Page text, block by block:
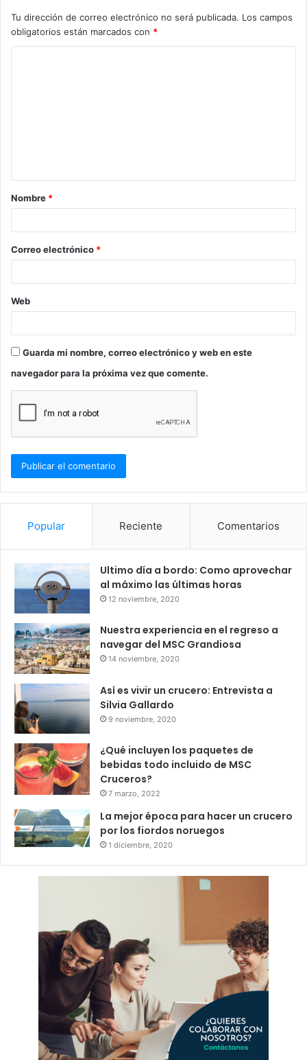
Tu dirección de correo electrónico no será publicada. Los campos
obligatorios están marcados con *
a
r
*
Nombre *
Correo electrónico *
Web
Guarda mi nombre, correo electrónico y web en este
navegador para la próxima vez que comente.
Popular Reciente Comentarios
Ultimo día a bordo: Como aprovechar
al máximo las últimas horas
12 noviembre, 2020
Nuestra experiencia en el regreso a
navegar del MSC Grandiosa
14 noviembre, 2020
Así es vivir un crucero: Entrevista a
Silvia Gallardo
9 noviembre, 2020
¿Qué incluyen los paquetes de
bebidas todo incluido de MSC
Cruceros?
7 marzo, 2022
La mejor época para hacer un crucero
por los fiordos noruegos
1 diciembre, 2020